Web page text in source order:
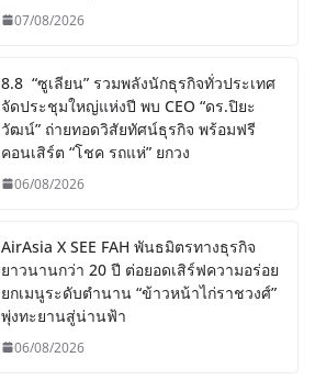
07/08/2026
8.8 “ซูเลียน” รวมพลังนักธุรกิจทั่วประเทศ
จัดประชุมใหญ่แห่งปี พบ CEO “ดร.ปิยะ
วัฒน์” ถ่ายทอดวิสัยทัศน์ธุรกิจ พร้อมฟรี
คอนเสิร์ต “โชค รถแห่” ยกวง
06/08/2026
AirAsia X SEE FAH พันธมิตรทางธุรกิจ
ยาวนานกว่า 20 ปี ต่อยอดเสิร์ฟความอร่อย
ยกเมนูระดับตำนาน “ข้าวหน้าไก่ราชวงศ์”
พุ่งทะยานสู่น่านฟ้า
06/08/2026